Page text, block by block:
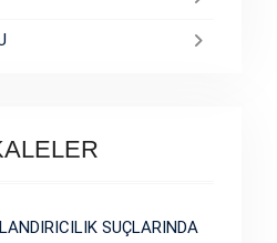
SUÇLARINDA